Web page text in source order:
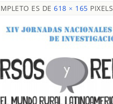
ES DE 618 × 165 PIXELS